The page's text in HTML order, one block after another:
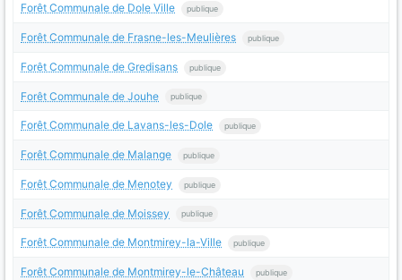
Forêt Communale de Dole Ville publique
Forêt Communale de Frasne-les-Meulières publique
Forêt Communale de Gredisans publique
Forêt Communale de Jouhe publique
Forêt Communale de Lavans-les-Dole publique
Forêt Communale de Malange publique
Forêt Communale de Menotey publique
Forêt Communale de Moissey publique
Forêt Communale de Montmirey-la-Ville publique
Forêt Communale de Montmirey-le-Château publique